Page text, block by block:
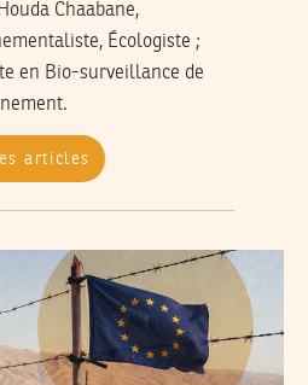
Chaabane,
Écologiste ;
en Bio-surveillance de
articles